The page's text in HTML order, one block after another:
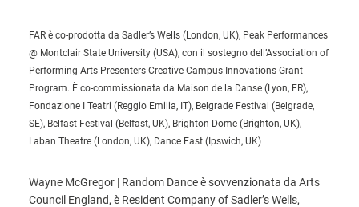
FAR è co-prodotta da Sadler’s Wells (London, UK), Peak Performances
@ Montclair State University (USA), con il sostegno dell’Association of
Performing Arts Presenters Creative Campus Innovations Grant
Program. È co-commissionata da Maison de la Danse (Lyon, FR),
Fondazione I Teatri (Reggio Emilia, IT), Belgrade Festival (Belgrade,
SE), Belfast Festival (Belfast, UK), Brighton Dome (Brighton, UK),
Laban Theatre (London, UK), Dance East (Ipswich, UK)
Wayne McGregor | Random Dance è sovvenzionata da Arts
Council England, è Resident Company of Sadler’s Wells,